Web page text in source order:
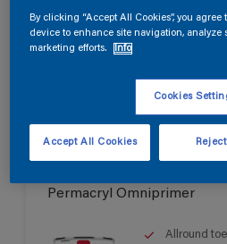
Alleen verkrijgbaar in de winkel
Permacryl Omniprimer
Allround
By clicking “Accept All Cookies”, you
device to enhance site navigation, analyze
marketing efforts.
Info
Cookies
Accept All Cookies